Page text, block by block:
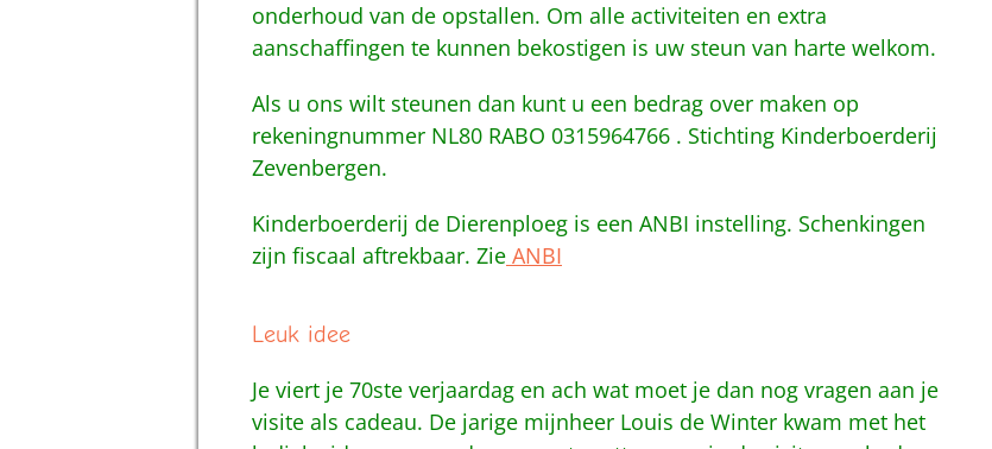
onderhoud van de opstallen. Om alle activiteiten en extra
aanschaffingen te kunnen bekostigen is uw steun van harte welkom.
Als u ons wilt steunen dan kunt u een bedrag over maken op
rekeningnummer NL80 RABO 0315964766 . Stichting Kinderboerderij
Zevenbergen.
Kinderboerderij de Dierenploeg is een ANBI instelling. Schenkingen
zijn fiscaal aftrekbaar. Zie ANBI
Leuk idee
Je viert je 70ste verjaardag en ach wat moet je dan nog vragen aan je
visite als cadeau. De jarige mijnheer Louis de Winter kwam met het